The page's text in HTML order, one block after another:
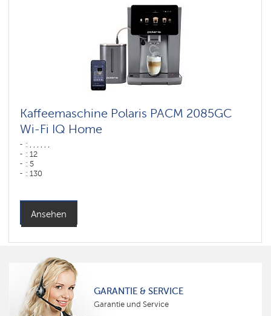
Kaffeemaschine Polaris PACM 2085GC
Wi-Fi IQ Home
: , , , , , ,
: 12
: 5
: 130
Farbe: графитовый
Wassertank: 2 l
Ansehen
GARANTIE & SERVICE
Garantie und Service